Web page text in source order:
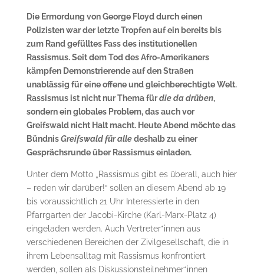
Die Ermordung von George Floyd durch einen
Polizisten war der letzte Tropfen auf ein bereits bis
zum Rand gefülltes Fass des institutionellen
Rassismus. Seit dem Tod des Afro-Amerikaners
kämpfen Demonstrierende auf den Straßen
unablässig für eine offene und gleichberechtigte Welt.
Rassismus ist nicht nur Thema fürdie da drüben,
sondern ein globales Problem, das auch vor
Greifswald nicht Halt macht. Heute Abend möchte das
BündnisGreifswald für alledeshalb zu einer
Gesprächsrunde über Rassismus einladen.
Unter dem Motto „Rassismus gibt es überall, auch hier
– reden wir darüber!“ sollen an diesem Abend ab 19
bis voraussichtlich 21 Uhr Interessierte in den
Pfarrgarten der Jacobi-Kirche (Karl-Marx-Platz 4)
eingeladen werden. Auch Vertreter*innen aus
verschiedenen Bereichen der Zivilgesellschaft, die in
ihrem Lebensalltag mit Rassismus konfrontiert
werden, sollen als Dis­kussionsteilnehmer*innen